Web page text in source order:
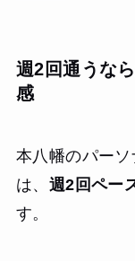
週2回通うな
感
本八幡のパー
は、 週2回ペー
す。